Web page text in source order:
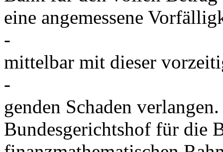
eine angemessene
-
mittelbar mit dieser
-
genden Schaden
Bundesgerichtshof für die